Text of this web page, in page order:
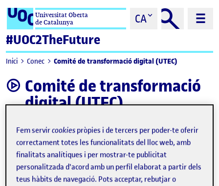
Saltar al contingutUniversitat Oberta
de Catalunya
CA
#UOC2TheFuture
Inici Conec Comité de transformació digital (UTEC)
video Comité de transformació
digital (UTEC)
Fem servircookies pròpies i de tercers per poder-te oferir
correctament totes les funcionalitats del lloc web, amb
finalitats analítiques i per mostrar-te publicitat
personalitzada d'acord amb un perfil elaborat a partir dels
teus hàbits de navegació. Pots acceptar, rebutjar o